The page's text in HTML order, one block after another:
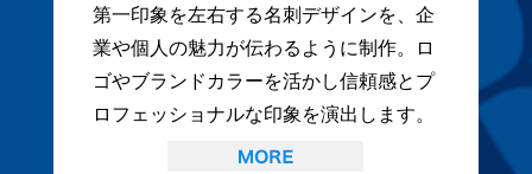
第一印象を左右する名刺デザインを、企
業や個人の魅力が伝わるように制作。ロ
ゴやブランドカラーを活かし信頼感とプ
ロフェッショナルな印象を演出します。